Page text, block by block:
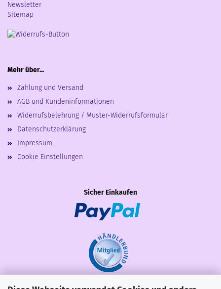
Newsletter
Sitemap
Mehr über...
Zahlung und Versand
AGB und Kundeninformationen
Widerrufsbelehrung / Muster-Widerrufsformular
Datenschutzerklärung
Impressum
Cookie Einstellungen
Sicher Einkaufen